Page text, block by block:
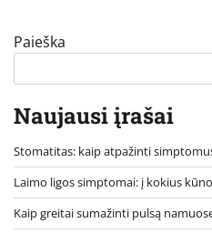
Paieška
Naujausi įrašai
Stomatitas: kaip atpažinti
Laimo ligos simptomai: į kokius
Kaip greitai sumažinti pulsą